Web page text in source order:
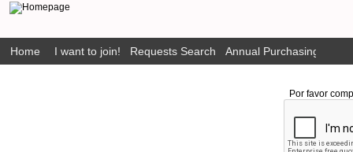
Home I want to join! Requests Search Annual Purchasing Plan
Por favor